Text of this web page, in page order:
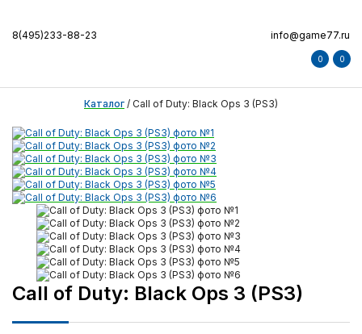
8(495)233-88-23 info@game77.ru
0 0
Каталог / Call of Duty: Black Ops 3 (PS3)
Call of Duty: Black Ops 3 (PS3)